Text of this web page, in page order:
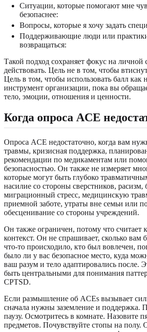
Ситуации, которые помогают мне
безопаснее:
Вопросы, которые я хочу задать
Поддерживающие люди или
возвращаться:
Такой подход сохраняет фокус на личной
действовать. Цель не в том, чтобы
Цель в том, чтобы использовать балл как
инструмент организации, пока вы
тело, эмоции, отношения и ценности.
Когда опроса ACE
Опроса ACE недостаточно, когда вам
травмы, кризисная поддержка,
рекомендации по медикаментам или
безопасностью. Он также не измеряет
которые могут быть глубоко
насилие со стороны сверстников, расизм,
миграционный стресс, медицинскую
приемной заботе, утраты вне семьи или
обесценивание со стороны учреждений.
Он также ограничен, потому что считает
контекст. Он не спрашивает, сколько вам
что-то происходило, кто был вовлечен,
было ли у вас безопасное место, куда
ваш разум и тело адаптировались после.
быть центральными для понимания
CPTSD.
Если размышление об ACEs вызывает
сначала нужны заземление и поддержка.
паузу. Осмотритесь в комнате. Назовите
предметов. Почувствуйте стопы на полу.